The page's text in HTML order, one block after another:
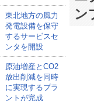
東北地方の風力
発電設備を保守
するサービスセ
ンタを開設
原油増産とCO2
放出削減を同時
に実現するプラ
ントが完成
ン